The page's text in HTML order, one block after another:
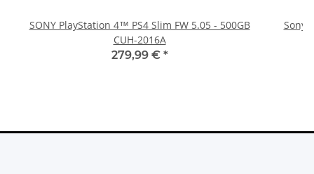
SONY PlayStation 4™ PS4 Slim FW 5.05 - 500GB
CUH-2016A
279,99 € *
Sony